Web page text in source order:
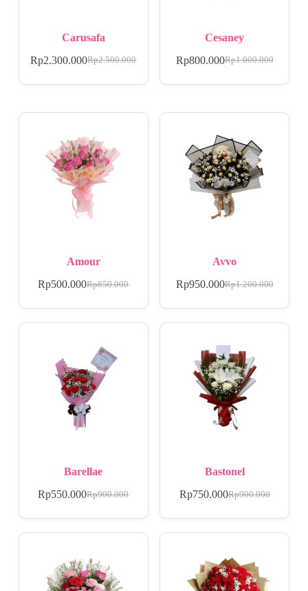
Carusafa
Rp2.500.000
Rp2.300.000
Cesaney
Rp1.000.000
Rp800.000
Amour
Rp850.000
Rp500.000
Avvo
Rp1.200.000
Rp950.000
Barellae
Rp900.000
Rp550.000
Bastonel
Rp900.000
Rp750.000